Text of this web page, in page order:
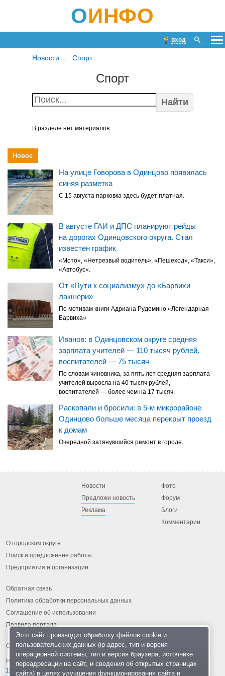
ОИНФО
вход
Новости Спорт
Спорт
Найти
В разделе нет материалов
Новое
На улице Говорова в Одинцово появилась
синяя разметка
С 15 августа парковка здесь будет платная.
В августе ГАИ и ДПС планируют рейды
на дорогах Одинцовского округа. Стал
известен график
«Мото», «Нетрезвый водитель», «Пешеход», «Такси»,
«Автобус».
От «Пути к социализму» до «Барвихи
лакшери»
По мотивам книги Адриана Рудомино «Легендарная
Барвиха»
Иванов: в Одинцовском округе средняя
зарплата учителей — 110 тысяч рублей,
воспитателей — 75 тысяч
По словам чиновника, за пять лет средняя зарплата
учителей выросла на 40 тысяч рублей,
воспитателей — более чем на 17 тысяч.
Раскопали и бросили: в 5-м микрорайоне
Одинцово больше месяца перекрыт проезд
к домам
Очередной затянувшийся ремонт в городе.
Новости
Предложи новость
Реклама
Фото
Форум
Блоги
Комментарии
О городском округе
Поиск и предложение работы
Предприятия и организации
Обратная связь
Политика обработки персональных данных
Соглашение об использовании
Правила портала
На информационном ресурсе применяются рекомендательные
технологии
Этот сайт производит обработку файлов cookieи
пользовательских данных (ip-адрес, тип и версия
операционной системы, тип и версия браузера, источнике
переадресации на сайт, и сведения об открытых страницах
сайта) в целях улучшения функционирования сайта и